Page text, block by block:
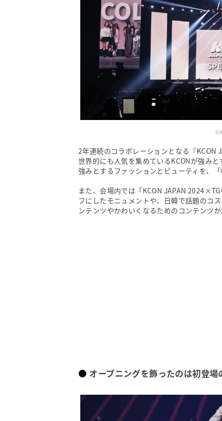
2年連続のコラボレーションとなる『KCON
世界的にも人気を集めているKCONが強み
強みとするファッションとビューティを、
また、会場内では「KCON JAPAN
フにしたモニュメントや、日韓で話題のコ
ンテンツやかわいくなるためのコンテンツ
オープニングを飾ったのは初登